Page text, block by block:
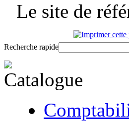
Le site de
Recherche rapide